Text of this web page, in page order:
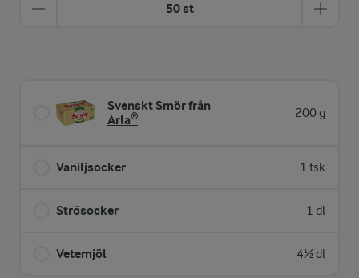
50 st
Svenskt Smör från
Arla®
200 g
Vaniljsocker 1 tsk
Strösocker 1 dl
Vetemjöl 4½ dl